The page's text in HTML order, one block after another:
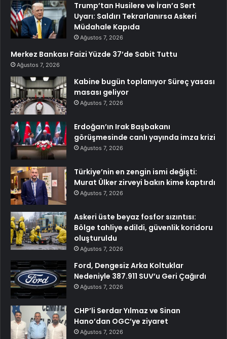
Trump’tan Husilere ve İran’a Sert
Uyarı: Saldırı Tekrarlanırsa Askeri
Müdahale Kapıda
Ağustos 7, 2026
Merkez Bankası Faizi Yüzde 37’de Sabit Tuttu
Ağustos 7, 2026
Kabine bugün toplanıyor Süreç yasası
masası geliyor
Ağustos 7, 2026
Erdoğan’ın Irak Başbakanı
görüşmesinde canlı yayında imza krizi
Ağustos 7, 2026
Türkiye’nin en zengin ismi değişti:
Murat Ülker zirveyi bakın kime kaptırdı
Ağustos 7, 2026
Askeri üste beyaz fosfor sızıntısı:
Bölge tahliye edildi, güvenlik koridoru
oluşturuldu
Ağustos 7, 2026
Ford, Dengesiz Arka Koltuklar
Nedeniyle 387.911 SUV’u Geri Çağırdı
Ağustos 7, 2026
CHP’li Serdar Yılmaz ve Sinan
Hano’dan OGC’ye ziyaret
Ağustos 7, 2026